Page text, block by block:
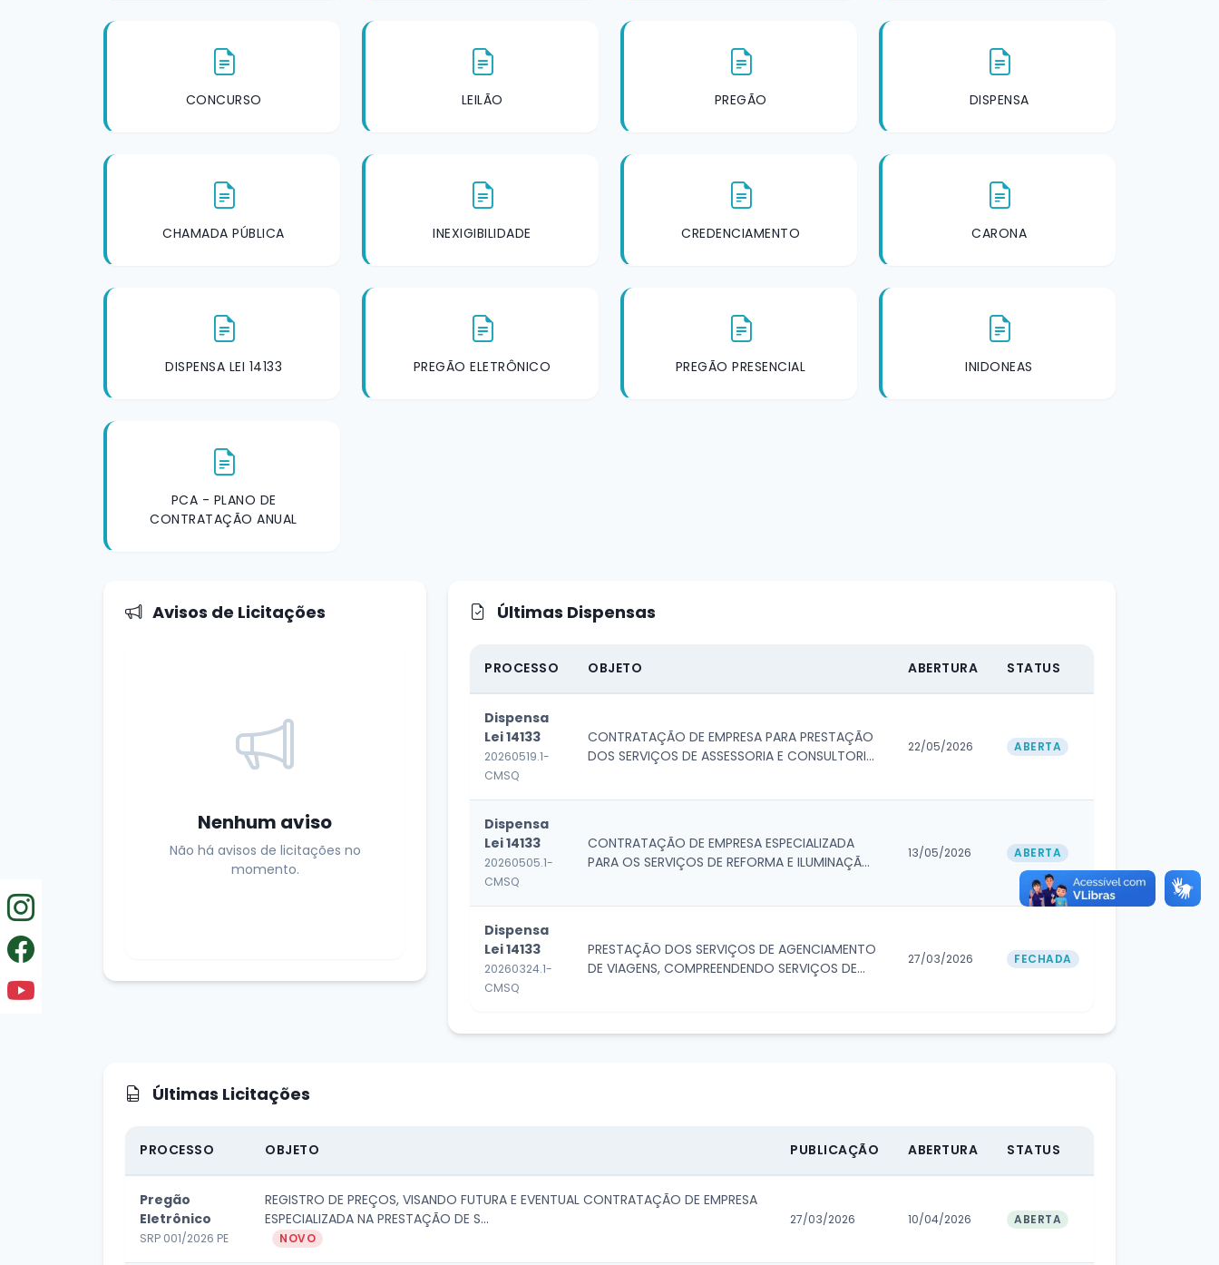
CONCURSO LEILÃO PREGÃO DISPENSA
CHAMADA PÚBLICA INEXIGIBILIDADE CREDENCIAMENTO CARONA
DISPENSA LEI 14133 PREGÃO ELETRÔNICO PREGÃO PRESENCIAL INIDONEAS
PCA - PLANO DE
CONTRATAÇÃO ANUAL
Avisos de Licitações
Nenhum aviso
Não há avisos de licitações no
momento.
Últimas Dispensas
PROCESSO OBJETO ABERTURA STATUS
Dispensa
Lei 14133
20260519.1-
CMSQ
CONTRATAÇÃO DE EMPRESA PARA PRESTAÇÃO
DOS SERVIÇOS DE ASSESSORIA E CONSULTORIA
22/05/2026 ABERTA
Dispensa
Lei 14133
20260505.1-
CMSQ
CONTRATAÇÃO DE EMPRESA ESPECIALIZADA
PARA OS SERVIÇOS DE REFORMA E ILUMINAÇÃO
13/05/2026 ABERTA
Dispensa
Lei 14133
20260324.1-
CMSQ
PRESTAÇÃO DOS SERVIÇOS DE AGENCIAMENTO
DE VIAGENS, COMPREENDENDO SERVIÇOS DE
27/03/2026 FECHADA
Últimas Licitações
PROCESSO OBJETO PUBLICAÇÃO ABERTURA STATUS
Pregão
Eletrônico
SRP 001/2026 PE
REGISTRO DE PREÇOS, VISANDO FUTURA E EVENTUAL CONTRATAÇÃO DE EMPRESA
ESPECIALIZADA NA PRESTAÇÃO DE S...
NOVO
27/03/2026 10/04/2026 ABERTA